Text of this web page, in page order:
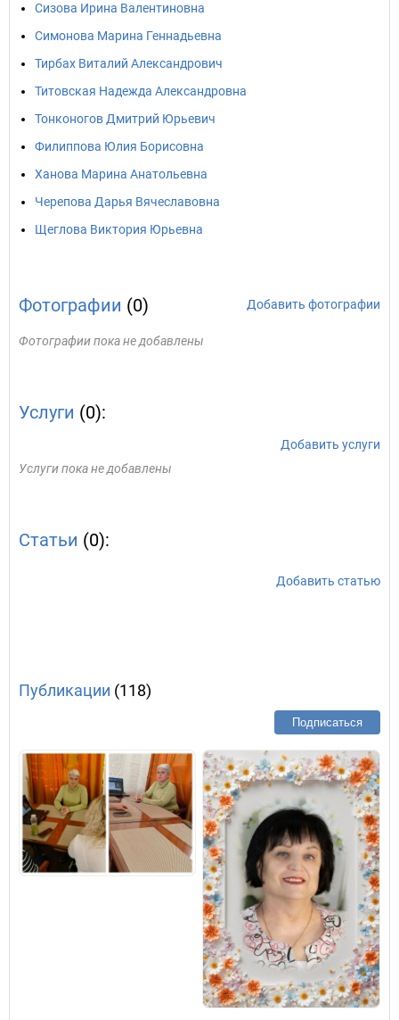
Сизова Ирина Валентиновна
Симонова Марина Геннадьевна
Тирбах Виталий Александрович
Титовская Надежда Александровна
Тонконогов Дмитрий Юрьевич
Филиппова Юлия Борисовна
Ханова Марина Анатольевна
Черепова Дарья Вячеславовна
Щеглова Виктория Юрьевна
Фотографии (0) Добавить фотографии
Фотографии пока не добавлены
Услуги (0):
Добавить услуги
Услуги пока не добавлены
Статьи (0):
Добавить статью
Публикации (118)
Подписаться